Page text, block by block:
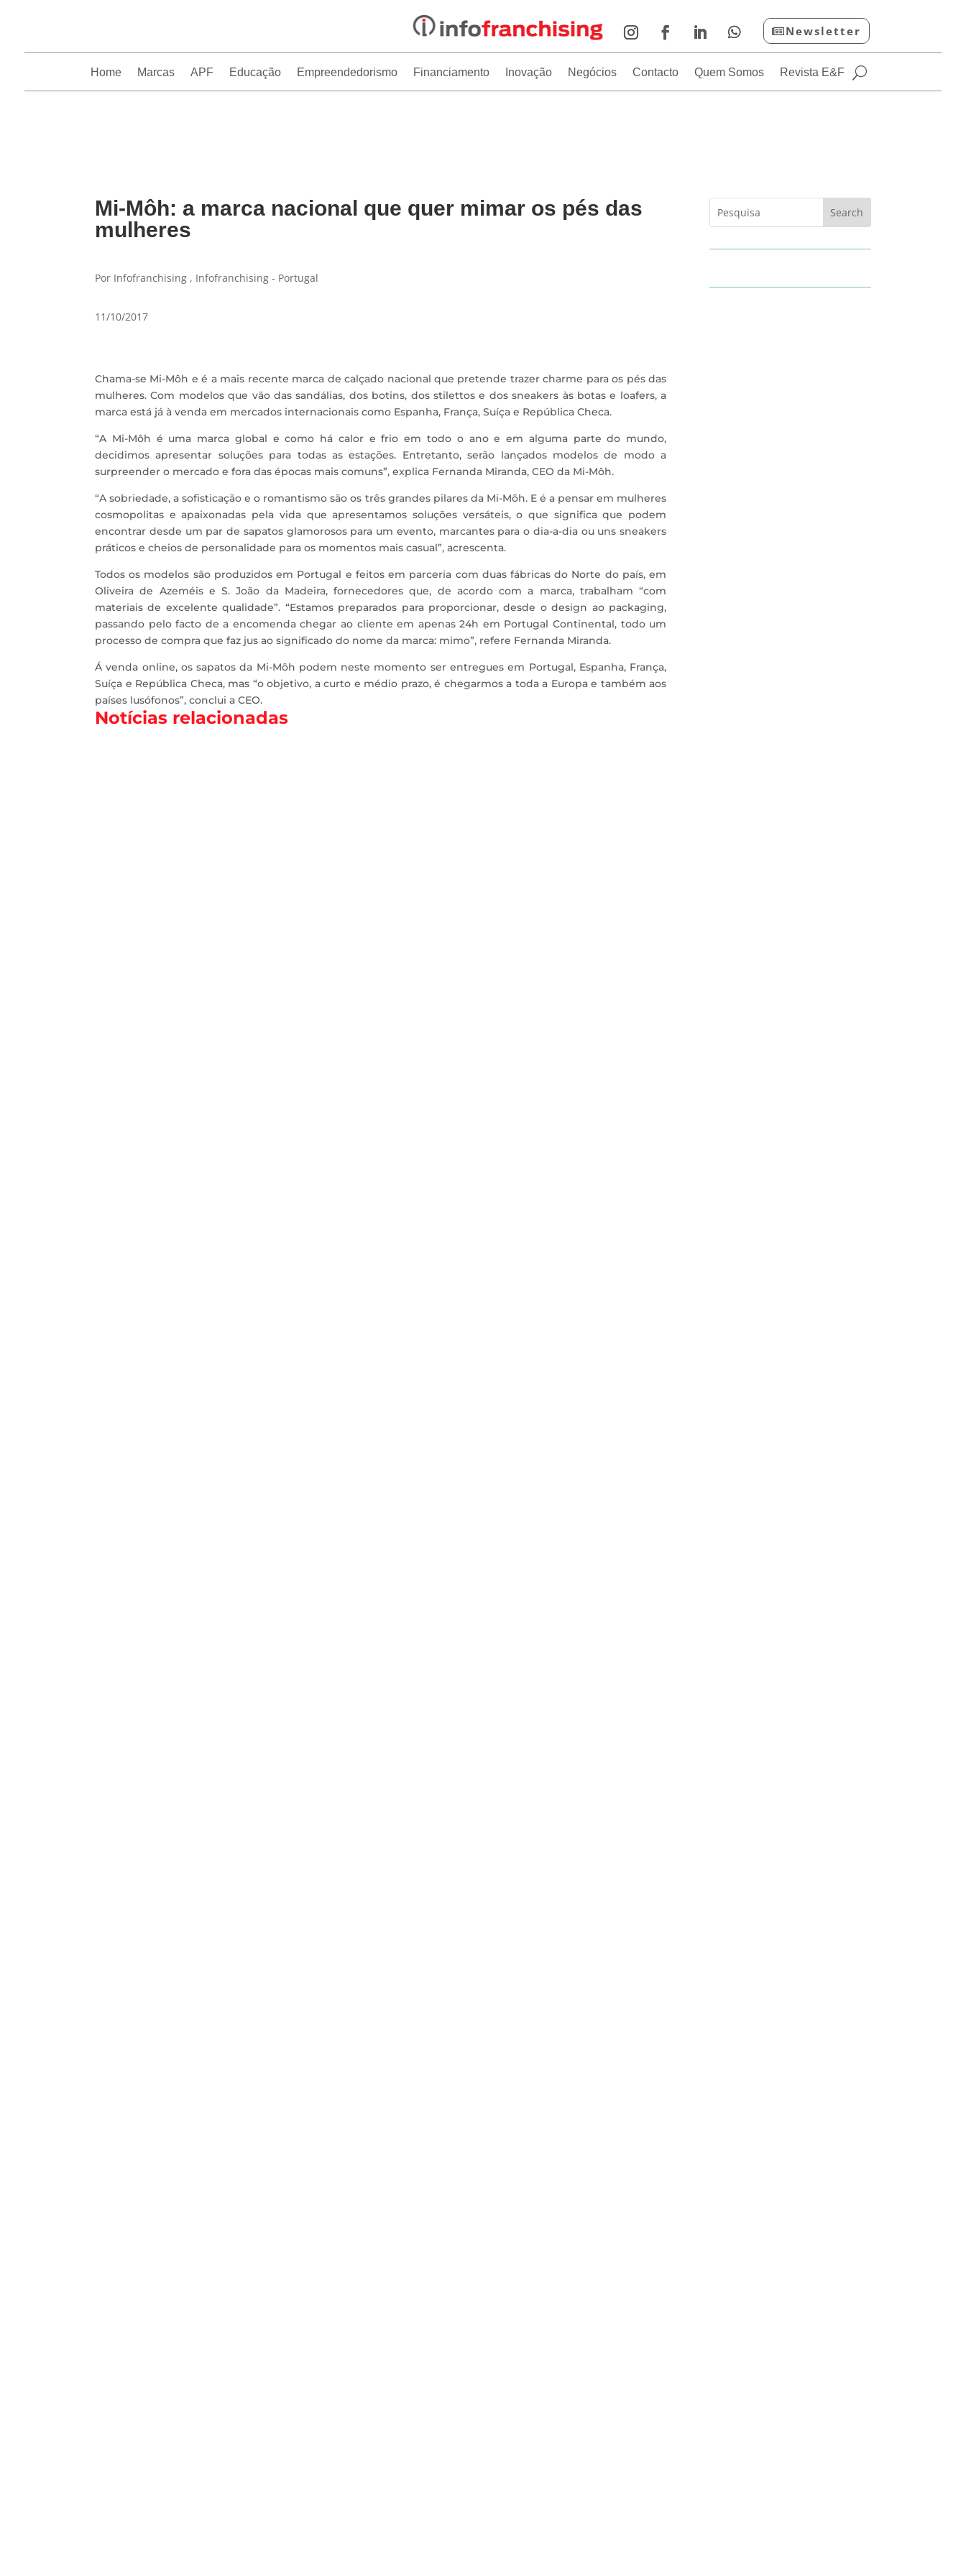
Newsletter
Home Marcas APF Educação Empreendedorismo Financiamento Inovação Negócios Contacto Quem Somos Revista E&F
Mi-Môh: a marca nacional que quer mimar os pés das
mulheres
Por Infofranchising , Infofranchising - Portugal
11/10/2017
Chama-se Mi-Môh e é a mais recente marca de calçado nacional que pretende trazer charme para os pés das
mulheres. Com modelos que vão das sandálias, dos botins, dos stilettos e dos sneakers às botas e loafers, a
marca está já à venda em mercados internacionais como Espanha, França, Suíça e República Checa.
“A Mi-Môh é uma marca global e como há calor e frio em todo o ano e em alguma parte do mundo,
decidimos apresentar soluções para todas as estações. Entretanto, serão lançados modelos de modo a
surpreender o mercado e fora das épocas mais comuns”, explica Fernanda Miranda, CEO da Mi-Môh.
“A sobriedade, a sofisticação e o romantismo são os três grandes pilares da Mi-Môh. E é a pensar em mulheres
cosmopolitas e apaixonadas pela vida que apresentamos soluções versáteis, o que significa que podem
encontrar desde um par de sapatos glamorosos para um evento, marcantes para o dia-a-dia ou uns sneakers
práticos e cheios de personalidade para os momentos mais casual”, acrescenta.
Todos os modelos são produzidos em Portugal e feitos em parceria com duas fábricas do Norte do país, em
Oliveira de Azeméis e S. João da Madeira, fornecedores que, de acordo com a marca, trabalham “com
materiais de excelente qualidade”. “Estamos preparados para proporcionar, desde o design ao packaging,
passando pelo facto de a encomenda chegar ao cliente em apenas 24h em Portugal Continental, todo um
processo de compra que faz jus ao significado do nome da marca: mimo”, refere Fernanda Miranda.
Á venda online, os sapatos da Mi-Môh podem neste momento ser entregues em Portugal, Espanha, França,
Suíça e República Checa, mas “o objetivo, a curto e médio prazo, é chegarmos a toda a Europa e também aos
países lusófonos”, conclui a CEO.
Notícias relacionadas